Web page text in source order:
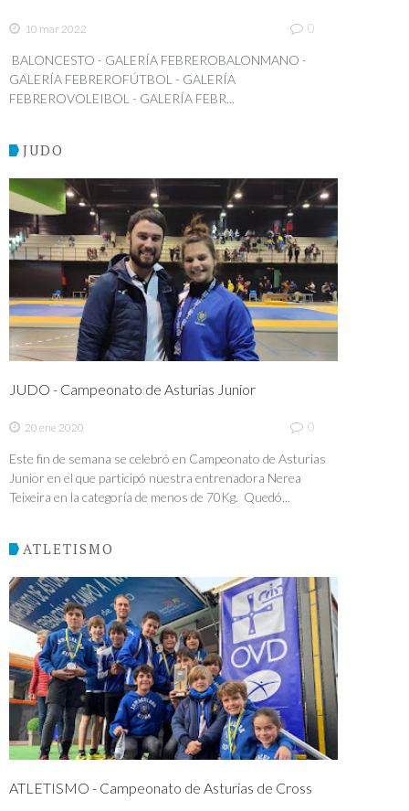
10 mar 2022 0
BALONCESTO - GALERÍA FEBREROBALONMANO -
GALERÍA FEBREROFÚTBOL - GALERÍA
FEBREROVOLEIBOL - GALERÍA FEBR...
JUDO
JUDO - Campeonato de Asturias Junior
20 ene 2020 0
Este fin de semana se celebró en Campeonato de Asturias
Junior en el que participó nuestra entrenadora Nerea
Teixeira en la categoría de menos de 70Kg. Quedó...
ATLETISMO
ATLETISMO - Campeonato de Asturias de Cross